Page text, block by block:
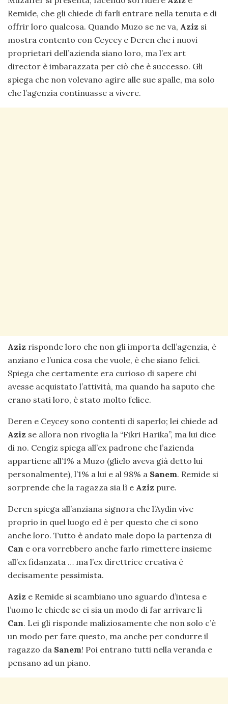
Remide, che gli chiede di farli entrare nella tenuta e di
offrir loro qualcosa. Quando Muzo se ne va, Aziz si
mostra contento con Ceycey e Deren che i nuovi
proprietari dell’azienda siano loro, ma l’ex art
director è imbarazzata per ciò che è successo. Gli
spiega che non volevano agire alle sue spalle, ma solo
che l’agenzia continuasse a vivere.
Aziz risponde loro che non gli importa dell’agenzia, è
anziano e l’unica cosa che vuole, è che siano felici.
Spiega che certamente era curioso di sapere chi
avesse acquistato l’attività, ma quando ha saputo che
erano stati loro, è stato molto felice.
Deren e Ceycey sono contenti di saperlo; lei chiede ad
Aziz se allora non rivoglia la “Fikri Harika”, ma lui dice
di no. Cengiz spiega all’ex padrone che l’azienda
appartiene all’1% a Muzo (glielo aveva già detto lui
personalmente), l’1% a lui e al 98% a Sanem. Remide si
sorprende che la ragazza sia lì e Aziz pure.
Deren spiega all’anziana signora che l’Aydin vive
proprio in quel luogo ed è per questo che ci sono
anche loro. Tutto è andato male dopo la partenza di
Can e ora vorrebbero anche farlo rimettere insieme
all’ex fidanzata … ma l’ex direttrice creativa è
decisamente pessimista.
Aziz e Remide si scambiano uno sguardo d’intesa e
l’uomo le chiede se ci sia un modo di far arrivare lì
Can. Lei gli risponde maliziosamente che non solo c’è
un modo per fare questo, ma anche per condurre il
ragazzo da Sanem! Poi entrano tutti nella veranda e
pensano ad un piano.